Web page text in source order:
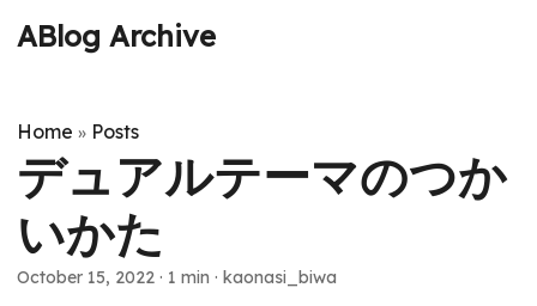
ABlog Archive
Home » Posts
デュアルテーマのつか
いかた
October 15, 2022 · 1 min · kaonasi_biwa